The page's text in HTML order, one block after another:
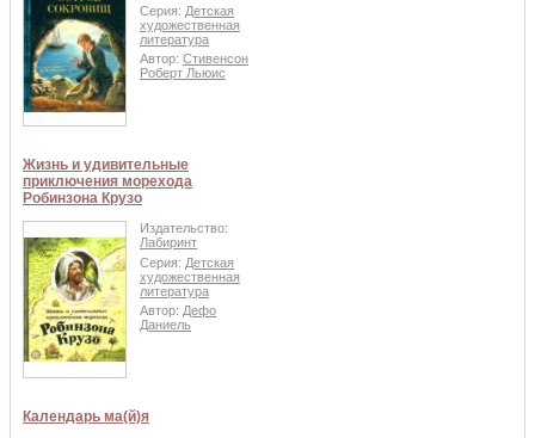
Серия: Детская
художественная
литература
Автор: Стивенсон
Роберт Льюис
Жизнь и удивительные
приключения морехода
Робинзона Крузо
Издательство:
Лабиринт
Серия: Детская
художественная
литература
Автор: Дефо
Даниель
Календарь ма(й)я